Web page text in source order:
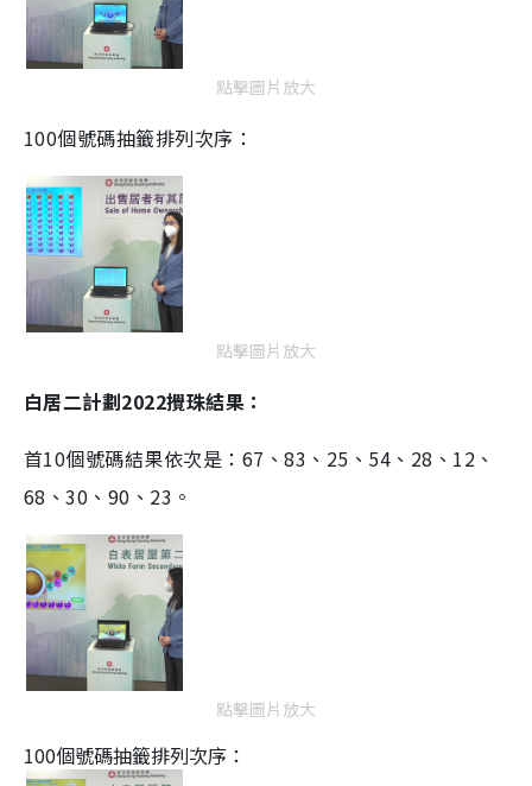
點擊圖片放大
100個號碼抽籤排列次序：
點擊圖片放大
白居二計劃2022攪珠結果：
首10個號碼結果依次是： 67 、83 、 25 、 54 、 28 、 12 、
68 、30 、 90 、 23 。
點擊圖片放大
100個號碼抽籤排列次序：